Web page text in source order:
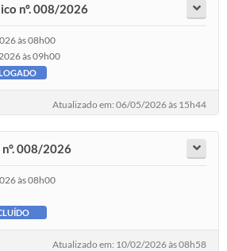
nº. 008/2026
às 08h00
às 09h00
Atualizado em: 06/05/2026 às 15h44
008/2026
às 08h00
Atualizado em: 10/02/2026 às 08h58